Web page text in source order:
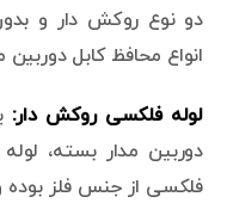
دو نوع روکش دار و
انواع محافظ کابل
لوله فلکسی روکش دار:
دوربین مدار بسته،